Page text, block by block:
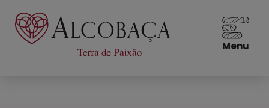
Menu